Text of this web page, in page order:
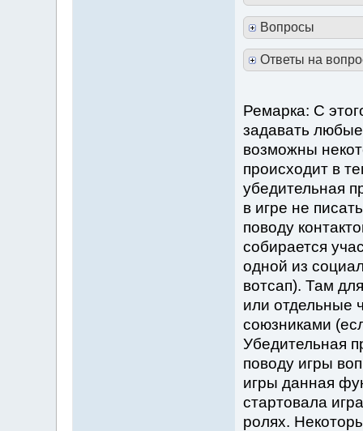
Вопросы
Ответы на
Ремарка: С
задавать
возможны
происходит в
убедительная
в игре не
поводу
собирается
одной из
вотсап). Там
или отдельные
союзниками
Убедительная
поводу игры
игры данная
стартовала
ролях.